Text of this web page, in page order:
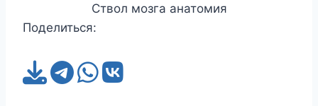
Ствол мозга анатомия
Поделиться: